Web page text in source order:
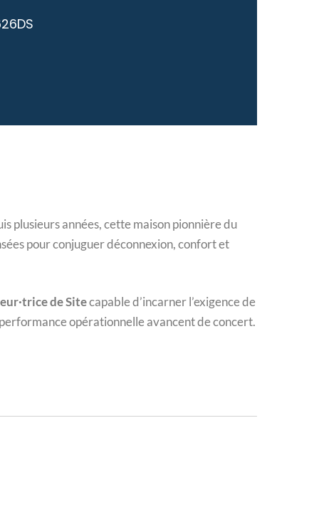
plusieurs années, cette maison pionnière du
pour conjuguer déconnexion, confort et
de Sitecapable d’incarner l’exigence de
opérationnelle avancent de concert.